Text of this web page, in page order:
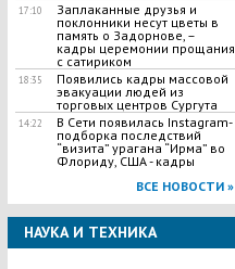
17:10
Заплаканные друзья и
поклонники несут цветы в
память о Задорнове, –
кадры церемонии прощания
с сатириком
18:35
Появились кадры массовой
эвакуации людей из
торговых центров Сургута
14:22
В Сети появилась Іnstagram-
подборка последствий
“визита” урагана “Ирма” во
Флориду, США - кадры
ВСЕ НОВОСТИ »
НАУКА И ТЕХНИКА